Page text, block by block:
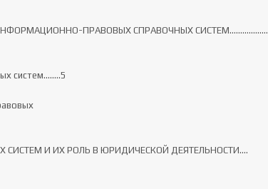
ПРАВОВЫХ СПРАВОЧНЫХ СИСТЕМ………...……
систем….….5
И ИХ РОЛЬ В ЮРИДИЧЕСКОЙ ДЕЯТЕЛЬНОСТИ….